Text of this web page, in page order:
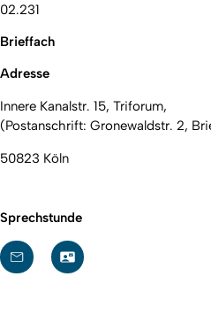
02.231
Brieffach
Adresse
Innere Kanalstr. 15, Triforum,
(Postanschrift: Gronewaldstr. 2,
50823 Köln
Sprechstunde